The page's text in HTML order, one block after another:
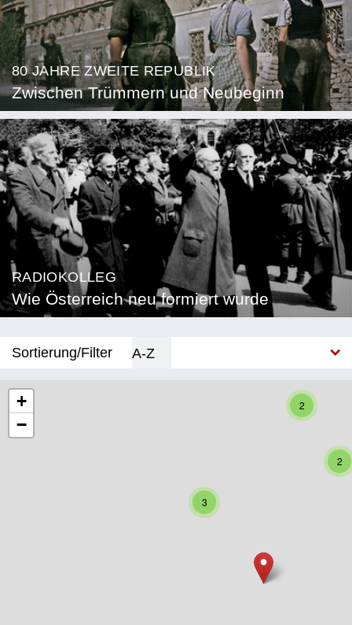
80 JAHRE ZWEITE REPUBLIK
Zwischen Trümmern und Neubeginn
RADIOKOLLEG
Wie Österreich neu formiert wurde
Sortierung/Filter
A-Z
Niederösterreich
2
2
3
+
−